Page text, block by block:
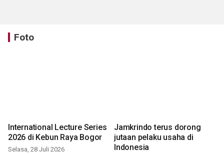
Foto
International Lecture Series
2026 di Kebun Raya Bogor
Selasa, 28 Juli 2026
Jamkrindo terus dorong
jutaan pelaku usaha di
Indonesia